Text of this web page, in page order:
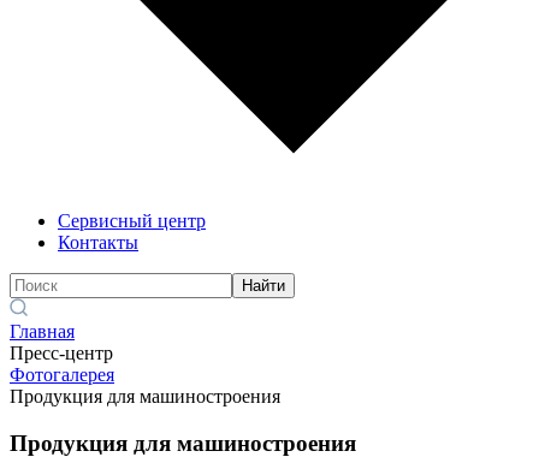
Сервисный центр
Контакты
Найти
Главная
Пресс-центр
Фотогалерея
Продукция для машиностроения
Продукция для машиностроения